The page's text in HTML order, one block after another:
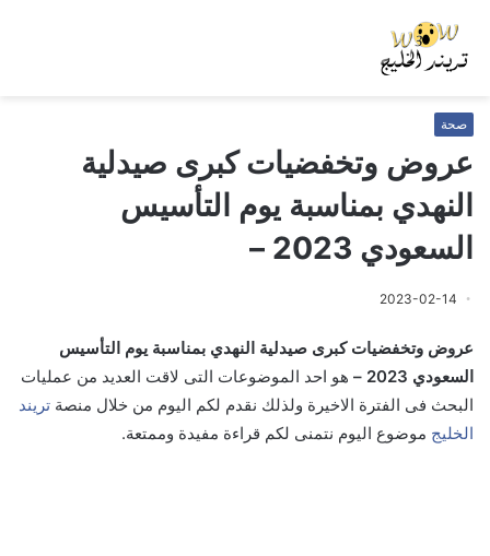
صحة
عروض وتخفضيات كبرى صيدلية
النهدي بمناسبة يوم التأسيس
السعودي 2023 –
2023-02-14
عروض وتخفضيات كبرى صيدلية النهدي بمناسبة يوم التأسيس
السعودي 2023 –
هو احد الموضوعات التى لاقت العديد من عمليات
البحث فى الفترة الاخيرة ولذلك نقدم لكم اليوم من خلال منصة تريند
الخليج موضوع اليوم نتمنى لكم قراءة مفيدة وممتعة.